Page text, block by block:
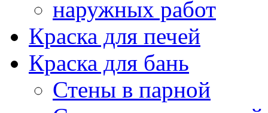
наружных работ
Краска для печей
Краска для бань
Стены в парной